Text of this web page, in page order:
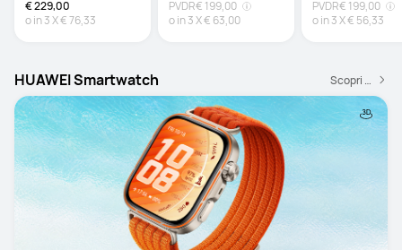
€ 229,00
o in3X€ 76,33
PVDR€ 199,00
o in3X€ 63,00
PVDR€ 199,00
o in3X€ 56,33
HUAWEI Smartwatch Scopri di più